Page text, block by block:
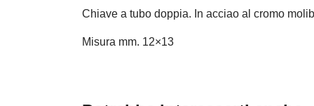
Chiave a tubo doppia. In acciao al cromo
Misura mm. 12×13